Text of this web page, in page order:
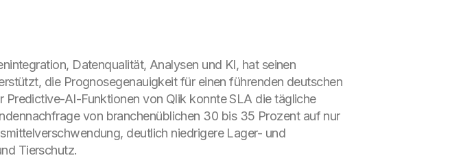
Datenqualität, Analysen und KI, hat seinen
die Prognosegenauigkeit für einen führenden deutschen
AI-Funktionen von Qlik konnte SLA die tägliche
von branchenüblichen 30 bis 35 Prozent auf nur
deutlich niedrigere Lager- und
Tierschutz.